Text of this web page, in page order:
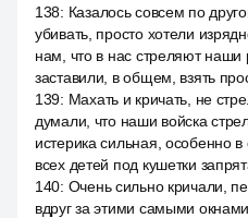
138: Казалось совсем по
убивать, просто хотели
нам, что в нас стреляют наши
заставили, в общем, взять
139: Махать и кричать, не
думали, что наши войска
истерика сильная, особенно в
всех детей под кушетки
140: Очень сильно кричали,
вдруг за этими самыми